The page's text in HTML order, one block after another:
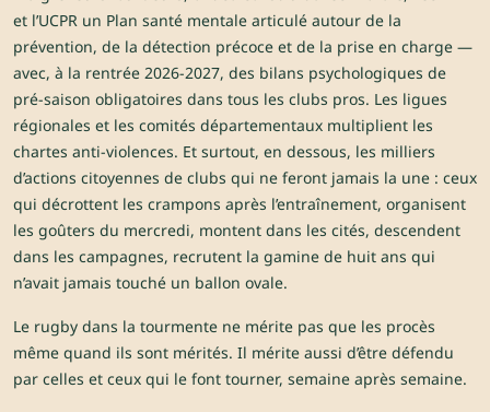
et l’UCPR un Plan santé mentale articulé autour de la
prévention, de la détection précoce et de la prise en charge —
avec, à la rentrée 2026-2027, des bilans psychologiques de
pré-saison obligatoires dans tous les clubs pros. Les ligues
régionales et les comités départementaux multiplient les
chartes anti-violences. Et surtout, en dessous, les milliers
d’actions citoyennes de clubs qui ne feront jamais la une : ceux
qui décrottent les crampons après l’entraînement, organisent
les goûters du mercredi, montent dans les cités, descendent
dans les campagnes, recrutent la gamine de huit ans qui
n’avait jamais touché un ballon ovale.
Le rugby dans la tourmente ne mérite pas que les procès
même quand ils sont mérités. Il mérite aussi d’être défendu
par celles et ceux qui le font tourner, semaine après semaine.